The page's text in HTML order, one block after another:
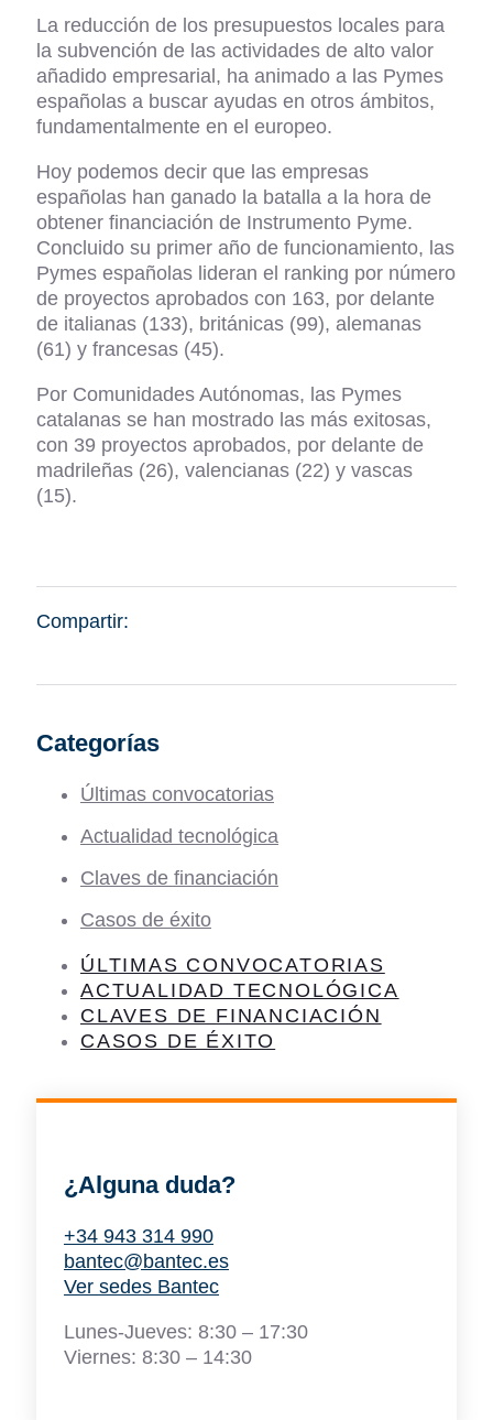
La reducción de los presupuestos locales para
la subvención de las actividades de alto valor
añadido empresarial, ha animado a las Pymes
españolas a buscar ayudas en otros ámbitos,
fundamentalmente en el europeo.
Hoy podemos decir que las empresas
españolas han ganado la batalla a la hora de
obtener financiación de Instrumento Pyme.
Concluido su primer año de funcionamiento, las
Pymes españolas lideran el ranking por número
de proyectos aprobados con 163, por delante
de italianas (133), británicas (99), alemanas
(61) y francesas (45).
Por Comunidades Autónomas, las Pymes
catalanas se han mostrado las más exitosas,
con 39 proyectos aprobados, por delante de
madrileñas (26), valencianas (22) y vascas
(15).
Compartir:
Categorías
Últimas convocatorias
Actualidad tecnológica
Claves de financiación
Casos de éxito
ÚLTIMAS CONVOCATORIAS
ACTUALIDAD TECNOLÓGICA
CLAVES DE FINANCIACIÓN
CASOS DE ÉXITO
¿Alguna duda?
+34 943 314 990
bantec@bantec.es
Ver sedes Bantec
Lunes-Jueves: 8:30 – 17:30
Viernes: 8:30 – 14:30